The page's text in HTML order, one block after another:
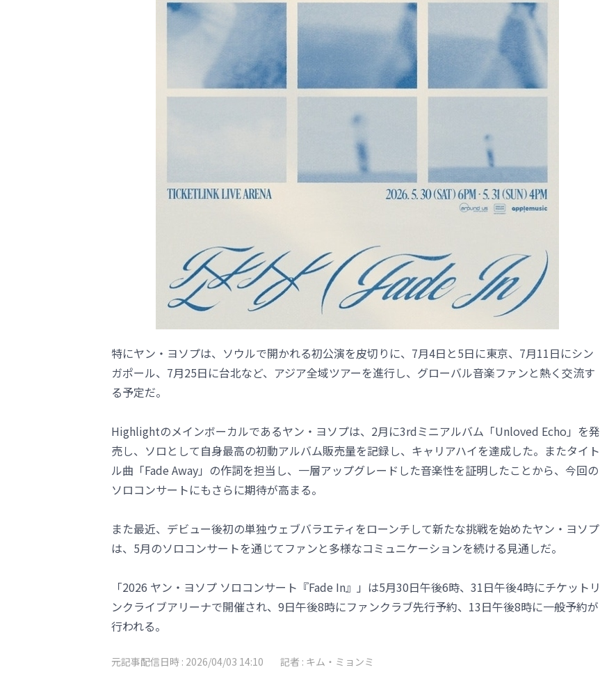
特にヤン・ヨソプは、ソウルで開かれる初公演を皮切りに、7月4日と5日に東京、7月11日にシン
ガポール、7月25日に台北など、アジア全域ツアーを進行し、グローバル音楽ファンと熱く交流す
る予定だ。
Highlightのメインボーカルであるヤン・ヨソプは、2月に3rdミニアルバム「Unloved Echo」を発
売し、ソロとして自身最高の初動アルバム販売量を記録し、キャリアハイを達成した。またタイト
ル曲「Fade Away」の作詞を担当し、一層アップグレードした音楽性を証明したことから、今回の
ソロコンサートにもさらに期待が高まる。
また最近、デビュー後初の単独ウェブバラエティをローンチして新たな挑戦を始めたヤン・ヨソプ
は、5月のソロコンサートを通じてファンと多様なコミュニケーションを続ける見通しだ。
「2026 ヤン・ヨソプ ソロコンサート『Fade In』」は5月30日午後6時、31日午後4時にチケットリ
ンクライブアリーナで開催され、9日午後8時にファンクラブ先行予約、13日午後8時に一般予約が
行われる。
元記事配信日時 : 2026/04/03 14:10 記者 : キム・ミョンミ